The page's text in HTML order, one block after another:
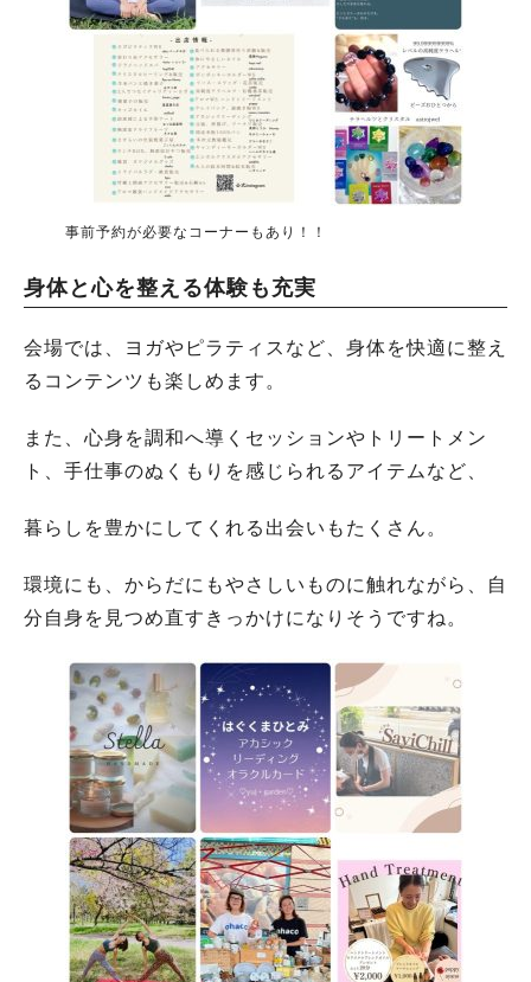
事前予約が必要なコーナーもあり！！
身体と心を整える体験も充実
会場では、ヨガやピラティスなど、身体を快適に整え
るコンテンツも楽しめます。
また、心身を調和へ導くセッションやトリートメン
ト、手仕事のぬくもりを感じられるアイテムなど、
暮らしを豊かにしてくれる出会いもたくさん。
環境にも、からだにもやさしいものに触れながら、自
分自身を見つめ直すきっかけになりそうですね。